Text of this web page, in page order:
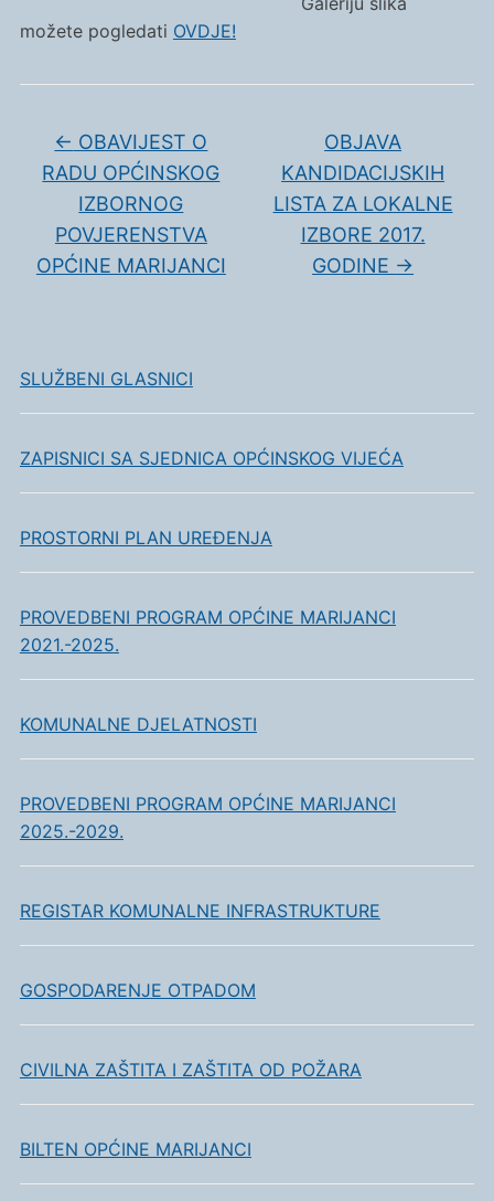
SLUŽBENI GLASNICI
ZAPISNICI SA SJEDNICA OPĆINSKOG VIJEĆA
PROSTORNI PLAN UREĐENJA
PROVEDBENI PROGRAM OPĆINE MARIJANCI
2021.-2025.
KOMUNALNE DJELATNOSTI
PROVEDBENI PROGRAM OPĆINE MARIJANCI
2025.-2029.
REGISTAR KOMUNALNE INFRASTRUKTURE
GOSPODARENJE OTPADOM
CIVILNA ZAŠTITA I ZAŠTITA OD POŽARA
BILTEN OPĆINE MARIJANCI
možete pogledati OVDJE!
← OBAVIJEST O
RADU OPĆINSKOG
IZBORNOG
POVJERENSTVA
OPĆINE MARIJANCI
OBJAVA
KANDIDACIJSKIH
LISTA ZA LOKALNE
IZBORE 2017.
GODINE →